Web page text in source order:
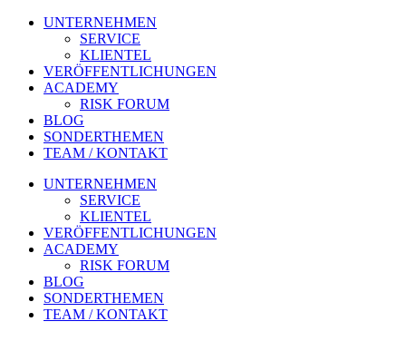
UNTERNEHMEN
SERVICE
KLIENTEL
VERÖFFENTLICHUNGEN
ACADEMY
RISK FORUM
BLOG
SONDERTHEMEN
TEAM / KONTAKT
UNTERNEHMEN
SERVICE
KLIENTEL
VERÖFFENTLICHUNGEN
ACADEMY
RISK FORUM
BLOG
SONDERTHEMEN
TEAM / KONTAKT